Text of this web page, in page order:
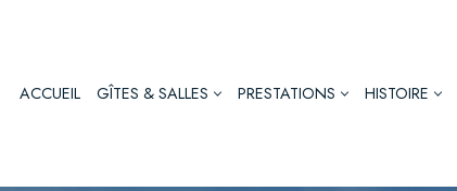
ACCUEIL GÎTES & SALLES PRESTATIONS HISTOIRE